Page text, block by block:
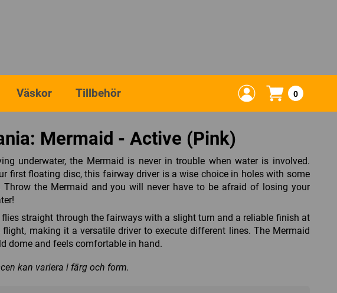
Väskor Tillbehör 0
Mermaid - Active (Pink)
underwater, the Mermaid is never in trouble when water is involved.
first floating disc, this fairway driver is a wise choice in holes with some
Throw the Mermaid and you will never have to be afraid of losing your
straight through the fairways with a slight turn and a reliable finish at
making it a versatile driver to execute different lines. The Mermaid
dome and feels comfortable in hand.
kan variera i färg och form.